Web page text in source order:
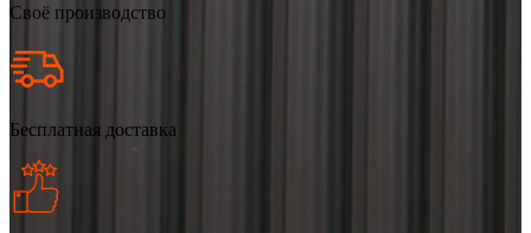
Своё производство
Бесплатная доставка